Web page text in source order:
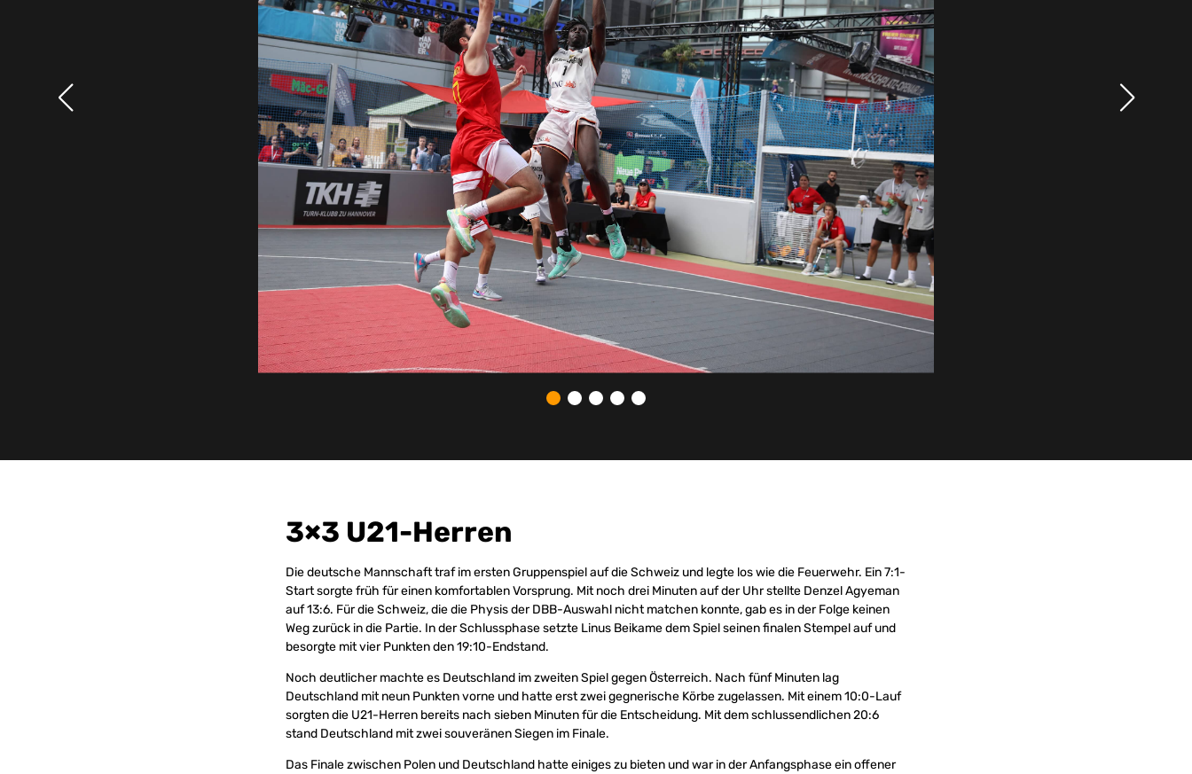
3×3 U21-Herren
Die deutsche Mannschaft traf im ersten Gruppenspiel auf die Schweiz und legte los wie die Feuerwehr. Ein 7:1-
Start sorgte früh für einen komfortablen Vorsprung. Mit noch drei Minuten auf der Uhr stellte Denzel Agyeman
auf 13:6. Für die Schweiz, die die Physis der DBB-Auswahl nicht matchen konnte, gab es in der Folge keinen
Weg zurück in die Partie. In der Schlussphase setzte Linus Beikame dem Spiel seinen finalen Stempel auf und
besorgte mit vier Punkten den 19:10-Endstand.
Noch deutlicher machte es Deutschland im zweiten Spiel gegen Österreich. Nach fünf Minuten lag
Deutschland mit neun Punkten vorne und hatte erst zwei gegnerische Körbe zugelassen. Mit einem 10:0-Lauf
sorgten die U21-Herren bereits nach sieben Minuten für die Entscheidung. Mit dem schlussendlichen 20:6
stand Deutschland mit zwei souveränen Siegen im Finale.
Das Finale zwischen Polen und Deutschland hatte einiges zu bieten und war in der Anfangsphase ein offener